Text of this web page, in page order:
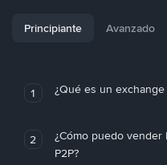
Principiante Avanzado
1 ¿Qué es un exchange
2
¿Cómo puedo vender
P2P?